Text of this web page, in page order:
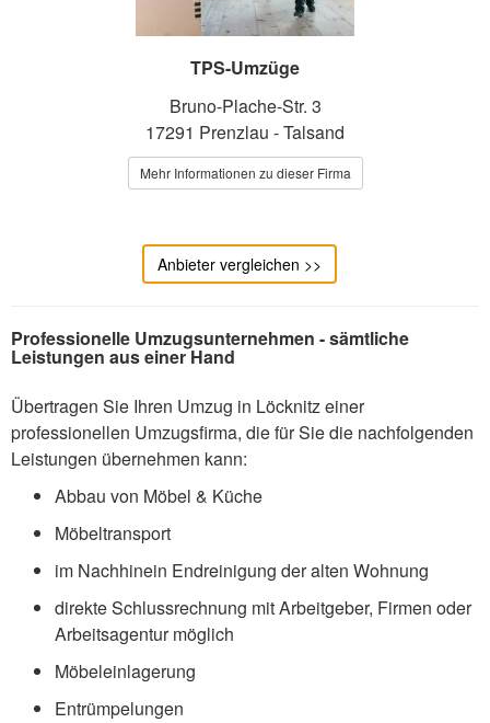
TPS-Umzüge
Bruno-Plache-Str. 3
17291 Prenzlau - Talsand
Mehr Informationen zu dieser Firma
Anbieter vergleichen >>
Professionelle Umzugsunternehmen - sämtliche
Leistungen aus einer Hand
Übertragen Sie Ihren Umzug in Löcknitz einer
professionellen Umzugsfirma, die für Sie die nachfolgenden
Leistungen übernehmen kann:
Abbau von Möbel & Küche
Möbeltransport
im Nachhinein Endreinigung der alten Wohnung
direkte Schlussrechnung mit Arbeitgeber, Firmen oder
Arbeitsagentur möglich
Möbeleinlagerung
Entrümpelungen